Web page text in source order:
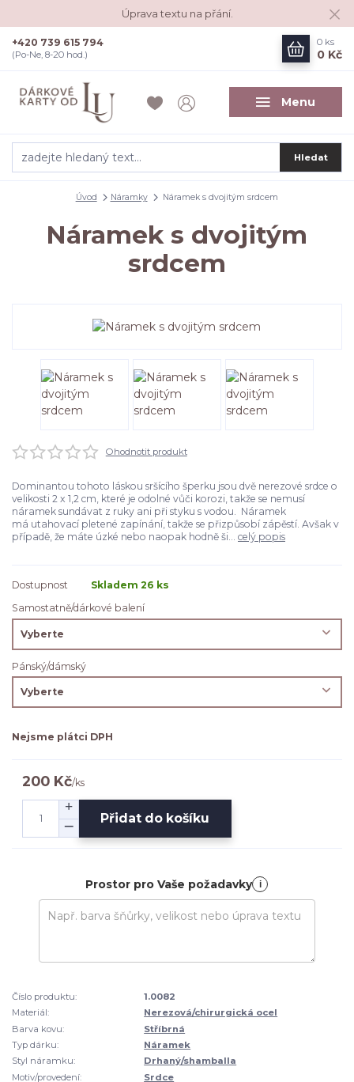
Úprava textu na přání.
Menu
Hledat
+420 739 615 794
(Po-Ne, 8-20 hod.)
0 ks
0 Kč
Úvod Náramky Náramek s dvojitým srdcem
Náramek s dvojitým
srdcem
Ohodnotit produkt
Dominantou tohoto láskou sršícího šperku jsou dvě nerezové srdce o
velikosti 2 x 1,2 cm, které je odolné vůči korozi, takže se nemusí
náramek sundávat z ruky ani při styku s vodou. Náramek
má utahovací pletené zapínání, takže se přizpůsobí zápěstí. Avšak v
případě, že máte úzké nebo naopak hodně ši... celý popis
Dostupnost
Skladem 26 ks
Samostatně/dárkové balení
Pánský/dámský
Nejsme plátci DPH
200 Kč/ks
Přidat do košíku
Prostor pro Vaše požadavky i
Číslo produktu:
1.0082
Materiál:
Nerezová/chirurgická ocel
Barva kovu:
Stříbrná
Typ dárku:
Náramek
Styl náramku:
Drhaný/shamballa
Motiv/provedení:
Srdce